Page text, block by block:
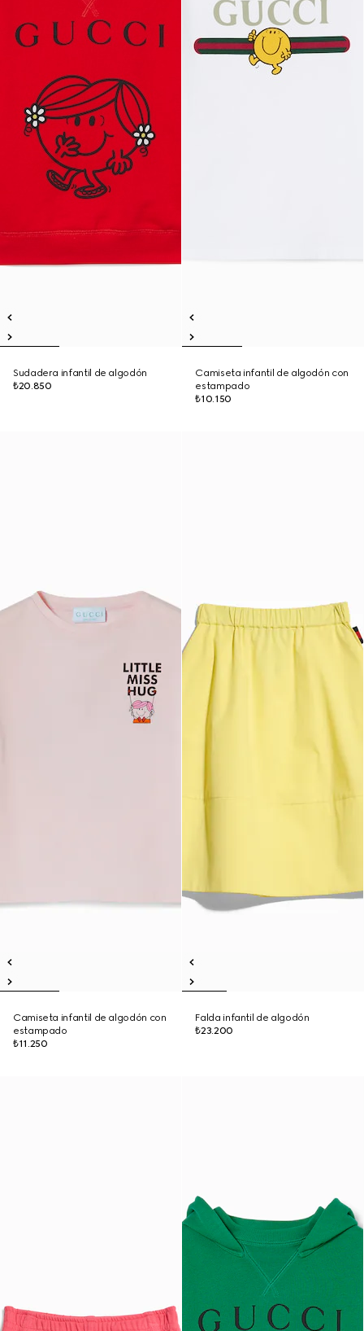
Sudadera infantil de algodón
₺20.850
Camiseta infantil de algodón con
estampado
₺10.150
Camiseta infantil de algodón con
estampado
₺11.250
Falda infantil de algodón
₺23.200